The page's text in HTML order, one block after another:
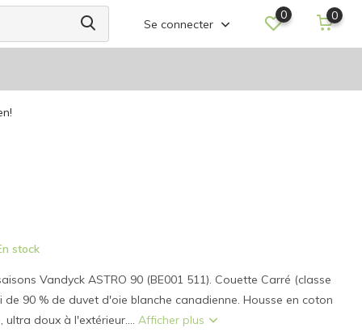
Se connecter
0 0
stock
Vandyck ASTRO 90 (BE001 511). Couette Carré (classe
de 90 % de duvet d'oie blanche canadienne. Housse en coton
ultra doux à l'extérieur....Afficher plus